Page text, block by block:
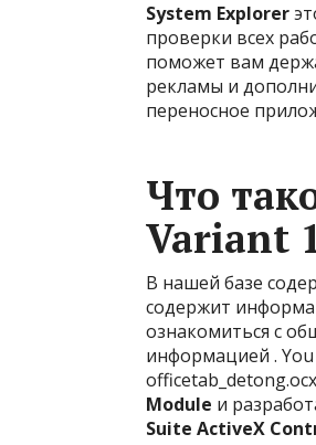
System Explorer
проверки всех
поможет вам
рекламы и
переносное
Что
Variant
В нашей базе
содержит
ознакомиться с
информацией .
Module и
Suite ActiveX